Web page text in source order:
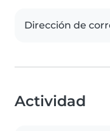
Dirección de
Actividad